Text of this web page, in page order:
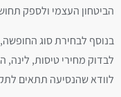
הביטחון העצמי ולספק
בנוסף לבחירת סוג
לבדוק מחירי טיסות, לינה,
לוודא שהנסיעה תתאים